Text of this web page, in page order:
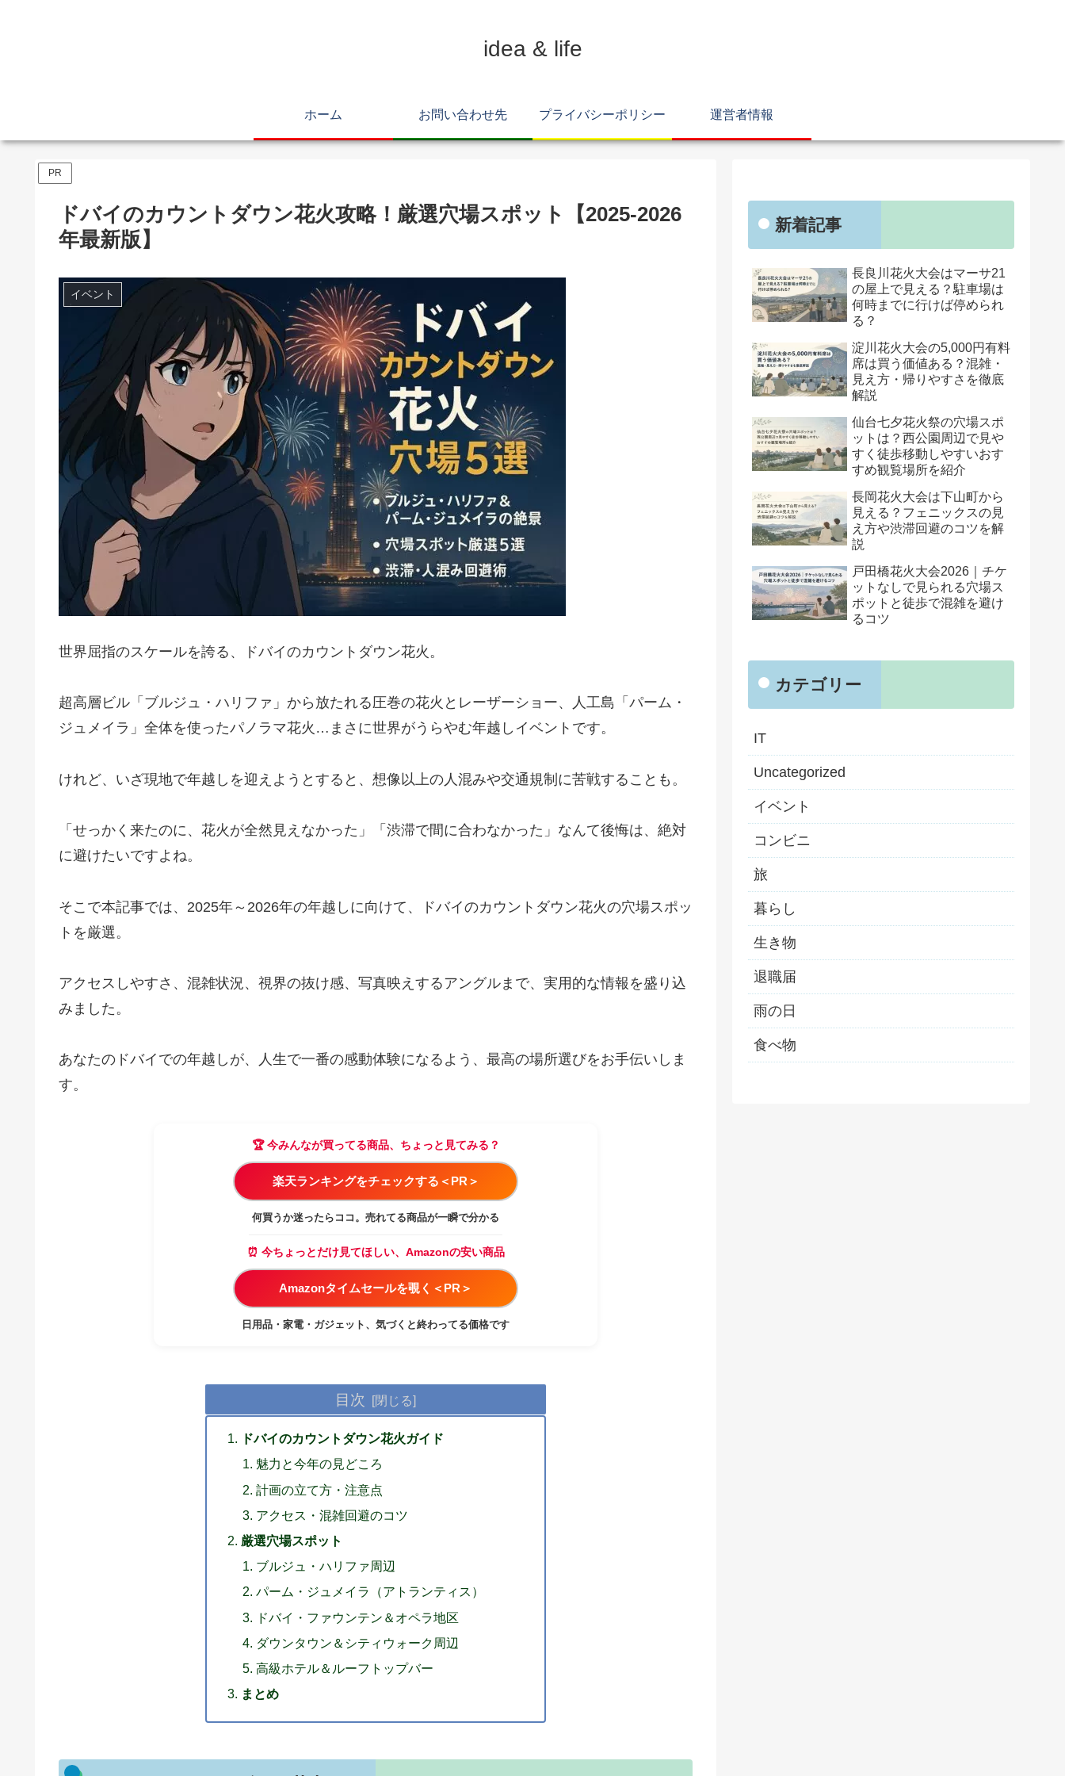
idea & life
ホーム お問い合わせ先 プライバシーポリシー 運営者情報
PR
ドバイのカウントダウン花火攻略！厳選穴場スポット【2025-2026
年最新版】
イベント
世界屈指のスケールを誇る、ドバイのカウントダウン花火。
超高層ビル「ブルジュ・ハリファ」から放たれる圧巻の花火とレーザーショー、人工島「パーム・
ジュメイラ」全体を使ったパノラマ花火…まさに世界がうらやむ年越しイベントです。
けれど、いざ現地で年越しを迎えようとすると、想像以上の人混みや交通規制に苦戦することも。
「せっかく来たのに、花火が全然見えなかった」「渋滞で間に合わなかった」なんて後悔は、絶対
に避けたいですよね。
そこで本記事では、2025年～2026年の年越しに向けて、ドバイのカウントダウン花火の穴場スポッ
トを厳選。
アクセスしやすさ、混雑状況、視界の抜け感、写真映えするアングルまで、実用的な情報を盛り込
みました。
あなたのドバイでの年越しが、人生で一番の感動体験になるよう、最高の場所選びをお手伝いしま
す。
🏆 今みんなが買ってる商品、ちょっと見てみる？
楽天ランキングをチェックする＜PR＞
何買うか迷ったらココ。売れてる商品が一瞬で分かる
⏰ 今ちょっとだけ見てほしい、Amazonの安い商品
Amazonタイムセールを覗く＜PR＞
日用品・家電・ガジェット、気づくと終わってる価格です
目次
ドバイのカウントダウン花火ガイド
魅力と今年の見どころ
計画の立て方・注意点
アクセス・混雑回避のコツ
厳選穴場スポット
ブルジュ・ハリファ周辺
パーム・ジュメイラ（アトランティス）
ドバイ・ファウンテン＆オペラ地区
ダウンタウン＆シティウォーク周辺
高級ホテル＆ルーフトップバー
まとめ
新着記事
長良川花火大会はマーサ21
の屋上で見える？駐車場は
何時までに行けば停められ
る？
淀川花火大会の5,000円有料
席は買う価値ある？混雑・
見え方・帰りやすさを徹底
解説
仙台七夕花火祭の穴場スポ
ットは？西公園周辺で見や
すく徒歩移動しやすいおす
すめ観覧場所を紹介
長岡花火大会は下山町から
見える？フェニックスの見
え方や渋滞回避のコツを解
説
戸田橋花火大会2026｜チケ
ットなしで見られる穴場ス
ポットと徒歩で混雑を避け
るコツ
カテゴリー
IT
Uncategorized
イベント
コンビニ
旅
暮らし
生き物
退職届
雨の日
食べ物